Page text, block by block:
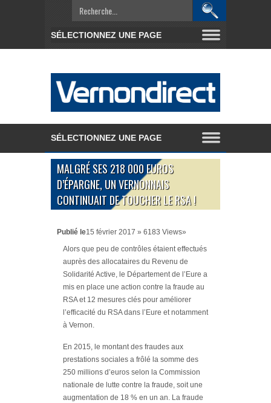
MALGRÉ SES 218 000 EUROS
D’ÉPARGNE, UN VERNONNAIS
CONTINUAIT DE TOUCHER LE RSA !
Publié le15 février 2017 » 6183 Views»
Alors que peu de contrôles étaient effectués
auprès des allocataires du Revenu de
Solidarité Active, le Département de l’Eure a
mis en place une action contre la fraude au
RSA et 12 mesures clés pour améliorer
l’efficacité du RSA dans l’Eure et notamment
à Vernon.
En 2015, le montant des fraudes aux
prestations sociales a frôlé la somme des
250 millions d’euros selon la Commission
nationale de lutte contre la fraude, soit une
augmentation de 18 % en un an. La fraude